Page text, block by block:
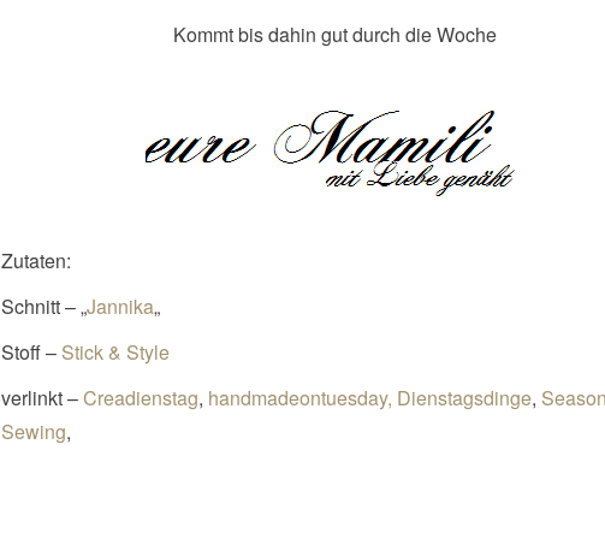
Kommt bis dahin gut durch die Woche
Zutaten:
Schnitt – „Jannika„
Stoff – Stick & Style
verlinkt –Creadienstag, handmadeontuesday, Dienstagsdinge,
Sewing,